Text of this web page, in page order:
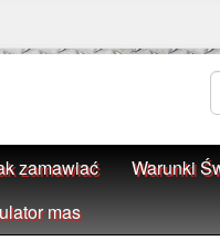
zamawiać Warunki
mas